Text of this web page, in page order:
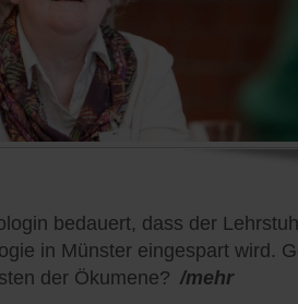
bedauert, dass der
in Münster eingespart wird.
der Ökumene? /mehr